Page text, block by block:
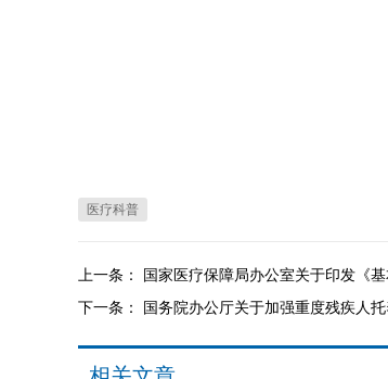
医疗科普
上一条： 国家医疗保障局办公室关于印发《
下一条： 国务院办公厅关于加强重度残疾人